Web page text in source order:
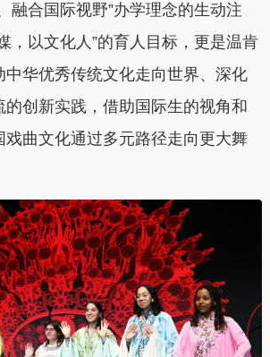
融合国际视野”办学理念的生动注
，以文化人”的育人目标，更是温肯
中华优秀传统文化走向世界、深化
的创新实践，借助国际生的视角和
戏曲文化通过多元路径走向更大舞